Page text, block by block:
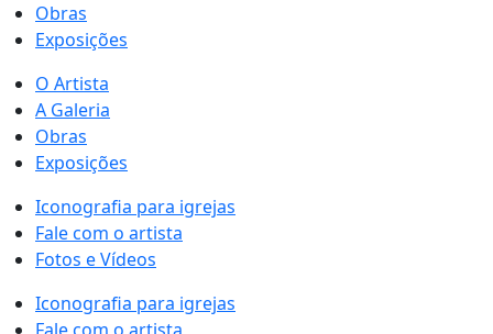
Obras
Exposições
O Artista
A Galeria
Obras
Exposições
Iconografia para igrejas
Fale com o artista
Fotos e Vídeos
Iconografia para igrejas